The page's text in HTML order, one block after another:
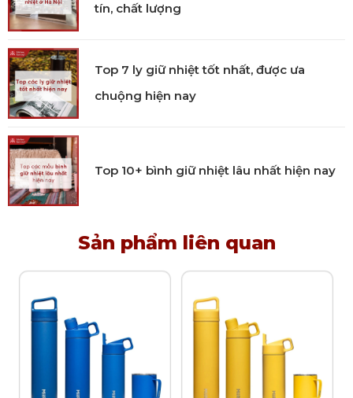
Kitchen Konceptchuyên cung cấp các loại sản
phẩm đến từ thương hiệu Maison Berger như: đầu
đốt đèn xông tinh dầu, nến thơm, tinh dầu, lọ
khuếch tán, máy xông tinh dầu, kẹp tinh dầu xe hơi.
Mua hàng tại Kitchen Koncept khách hàng sẽ yên
tâm về chất lượng sản phẩm được nhập khẩu chính
hãng, hưởng đầy đủ chế độ bảo hành và dịch vụ hậu
tín, chất lượng
Top 7 ly giữ nhiệt tốt nhất, được ưa
chuộng hiện nay
Top 10+ bình giữ nhiệt lâu nhất hiện nay
Sản phẩm liên quan